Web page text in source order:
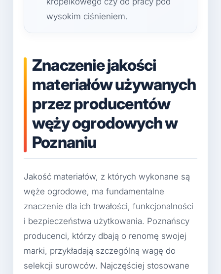
wysokim ciśnieniem.
Znaczenie jakości
materiałów używanych
przez producentów
węży ogrodowych w
Poznaniu
Jakość materiałów, z których wykonane są
węże ogrodowe, ma fundamentalne
znaczenie dla ich trwałości, funkcjonalności
i bezpieczeństwa użytkowania. Poznańscy
producenci, którzy dbają o renomę swojej
marki, przykładają szczególną wagę do
selekcji surowców. Najczęściej stosowane